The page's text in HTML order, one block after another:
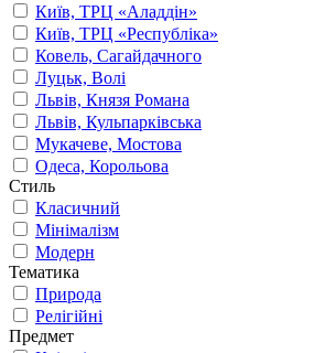
Київ, ТРЦ «Аладдін»
Київ, ТРЦ «Республіка»
Ковель, Сагайдачного
Луцьк, Волі
Львів, Князя Романа
Львів, Кульпарківська
Мукачеве, Мостова
Одеса, Корольова
Стиль
Класичний
Мінімалізм
Модерн
Тематика
Природа
Релігійні
Предмет